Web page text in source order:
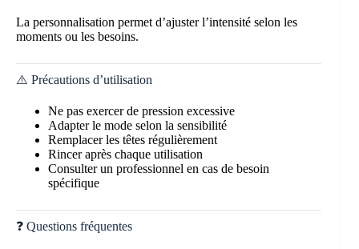
La personnalisation permet d’ajuster l’intensité selon les
moments ou les besoins.
⚠️ Précautions d’utilisation
Ne pas exercer de pression excessive
Adapter le mode selon la sensibilité
Remplacer les têtes régulièrement
Rincer après chaque utilisation
Consulter un professionnel en cas de besoin
spécifique
❓ Questions fréquentes